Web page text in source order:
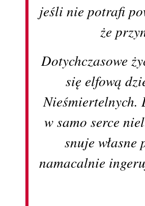
jeśli nie potrafi
że
Dotychczasowe
się elfową
Nieśmiertelnych.
w samo serce
snuje
namacalnie